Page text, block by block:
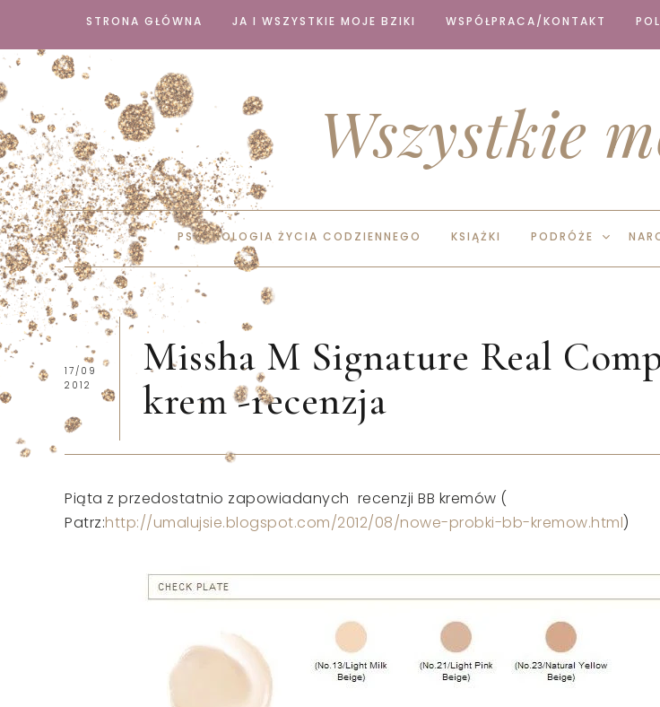
STRONA GŁÓWNA JA I WSZYSTKIE MOJE BZIKI WSPÓŁPRACA/KONTAKT
Wszystkie
PSYCHOLOGIA ŻYCIA CODZIENNEGO KSIĄŻKI PODRÓŻE
17/09
2012
Missha M Signature Real
krem -recenzja
Piąta z przedostatnio zapowiadanych recenzji BB kremów (
Patrz:http://umalujsie.blogspot.com/2012/08/nowe-probki-bb-kremow.html)